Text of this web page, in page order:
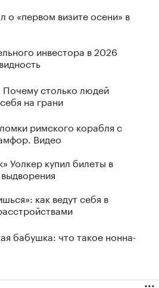
о «первом визите осени» в
инвестора в 2026
Почему столько людей
на грани
римского корабля с
Видео
Уолкер купил билеты в
как ведут себя в
бабушка: что такое нонна-